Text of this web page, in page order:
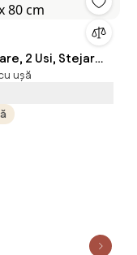
2 Usi, Stejar
80 cm
ușă